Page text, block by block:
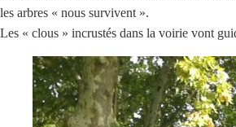
les arbres « nous survivent ».
Les « clous » incrustés dans la voirie vont